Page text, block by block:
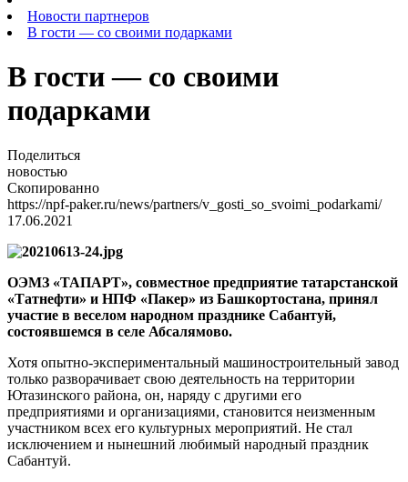
Новости партнеров
В гости — со своими подарками
В гости — со своими
подарками
Поделиться
новостью
Скопированно
https://npf-paker.ru/news/partners/v_gosti_so_svoimi_podarkami/
17.06.2021
ОЭМЗ «ТАПАРТ», совместное предприятие татарстанской
«Татнефти» и НПФ «Пакер» из Башкортостана, принял
участие в веселом народном празднике Сабантуй,
состоявшемся в селе Абсалямово.
Хотя опытно-экспериментальный машиностроительный завод
только разворачивает свою деятельность на территории
Ютазинского района, он, наряду с другими его
предприятиями и организациями, становится неизменным
участником всех его культурных мероприятий. Не стал
исключением и нынешний любимый народный праздник
Сабантуй.